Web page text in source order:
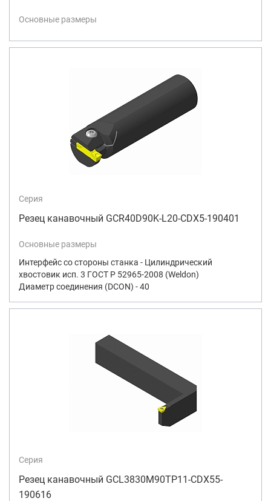
Основные размеры
Серия
Резец канавочный GCR40D90K-L20-CDX5-190401
Основные размеры
Интерфейс со стороны станка - Цилиндрический
хвостовик исп. 3 ГОСТ Р 52965-2008 (Weldon)
Диаметр соединения (DCON) - 40
Серия
Резец канавочный GCL3830M90TP11-CDX55-
190616